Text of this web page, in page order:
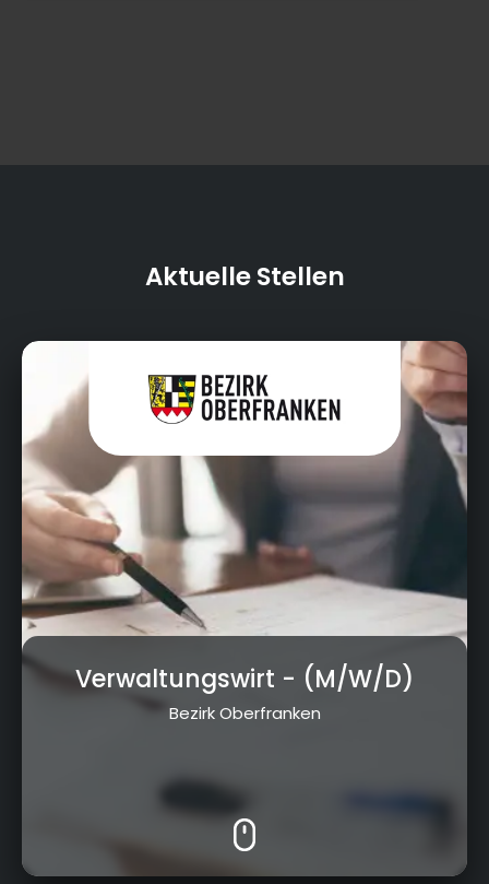
Heyho!
Bereit, deine Ausbildung
in Bayreuth zu finden?
Aktuelle Stellen
Cottenbacher Straße 23, 95445 Bayreuth
Verwaltungswirt - (M/W/D)
Bezirk Oberfranken